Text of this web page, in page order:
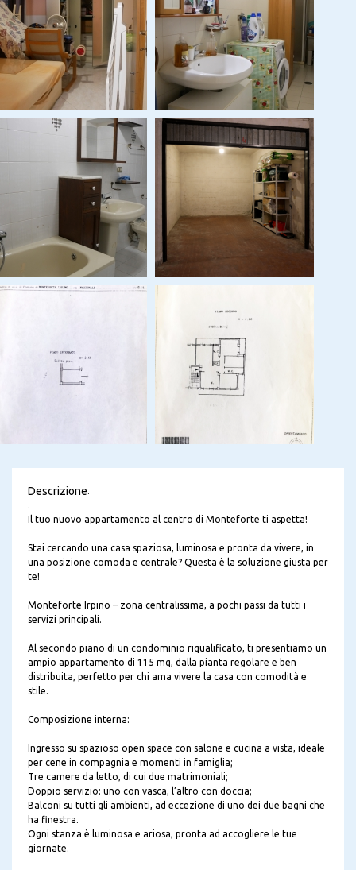
Descrizione.
.
Il tuo nuovo appartamento al centro di Monteforte ti aspetta!
Stai cercando una casa spaziosa, luminosa e pronta da vivere, in
una posizione comoda e centrale? Questa è la soluzione giusta per
te!
Monteforte Irpino – zona centralissima, a pochi passi da tutti i
servizi principali.
Al secondo piano di un condominio riqualificato, ti presentiamo un
ampio appartamento di 115 mq, dalla pianta regolare e ben
distribuita, perfetto per chi ama vivere la casa con comodità e
stile.
Composizione interna:
Ingresso su spazioso open space con salone e cucina a vista, ideale
per cene in compagnia e momenti in famiglia;
Tre camere da letto, di cui due matrimoniali;
Doppio servizio: uno con vasca, l’altro con doccia;
Balconi su tutti gli ambienti, ad eccezione di uno dei due bagni che
ha finestra.
Ogni stanza è luminosa e ariosa, pronta ad accogliere le tue
giornate.